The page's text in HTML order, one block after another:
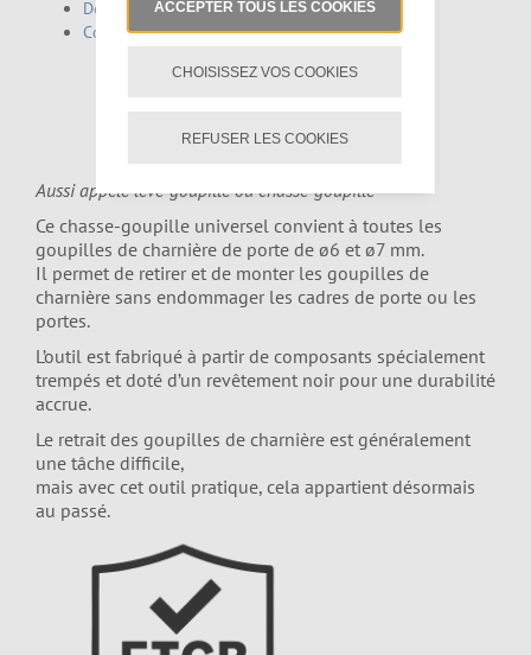
Description
Commentaires
CHARNIÈRE ETCB
Aussi appelé lève-goupille ou chasse-goupille
Ce chasse-goupille universel convient à toutes les
goupilles de charnière de porte de ø6 et ø7 mm.
Il permet de retirer et de monter les goupilles de
charnière sans endommager les cadres de porte ou les
portes.
L’outil est fabriqué à partir de composants spécialement
trempés et doté d’un revêtement noir pour une durabilité
accrue.
Le retrait des goupilles de charnière est généralement
une tâche difficile,
mais avec cet outil pratique, cela appartient désormais
au passé.
ACCEPTER TOUS LES COOKIES
CHOISISSEZ VOS COOKIES
REFUSER LES COOKIES